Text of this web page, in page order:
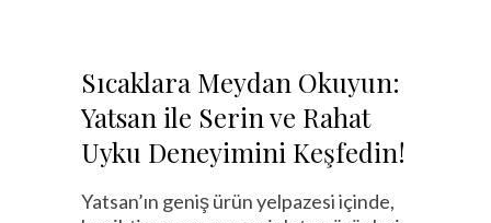
Sıcaklara Meydan Okuyun:
Yatsan ile Serin ve Rahat
Uyku Deneyimini Keşfedin!
Yatsan’ın geniş ürün yelpazesi içinde,